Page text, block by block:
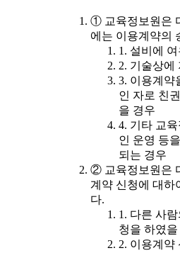
① 교육정보원은
에는 이용계약의
1. 설비에
2. 기술상에
3. 이용계약
인 자로 친
을 경우
4. 기타 교
인 운영 등
되는 경우
② 교육정보원은
계약 신청에 대하
다.
1. 다른 사
청을 하였을
2. 이용계약